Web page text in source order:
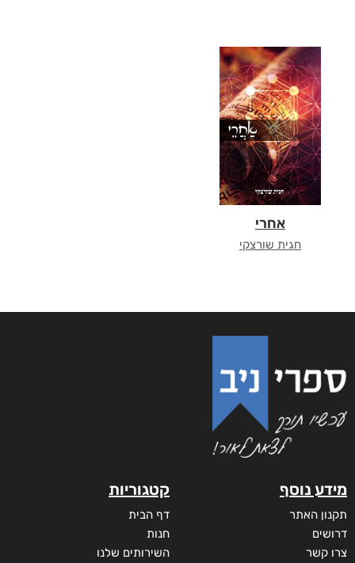
אחרי
חגית שורצקי
מידע נוסף
תקנון האתר
דרושים
צרו קשר
קטגוריות
דף הבית
חנות
השירותים שלנו